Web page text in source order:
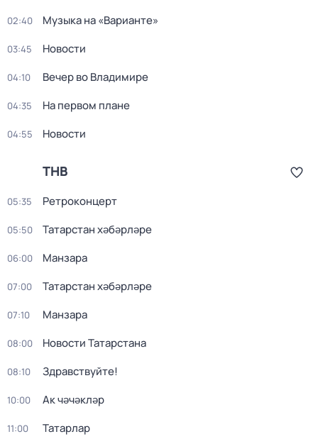
02:40 Музыка на «Варианте»
03:45 Новости
04:10 Вечер во Владимире
04:35 На первом плане
04:55 Новости
ТНВ
05:35 Ретроконцерт
05:50 Татарстан хәбәрләре
06:00 Манзара
07:00 Татарстан хәбәрләре
07:10 Манзара
08:00 Новости Татарстана
08:10 Здравствуйте!
10:00 Ак чәчәкләр
11:00 Татарлар